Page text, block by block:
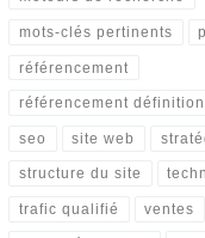
mots-clés pertinents
référencement
référencement définition
seo site web
structure du site
trafic qualifié ventes